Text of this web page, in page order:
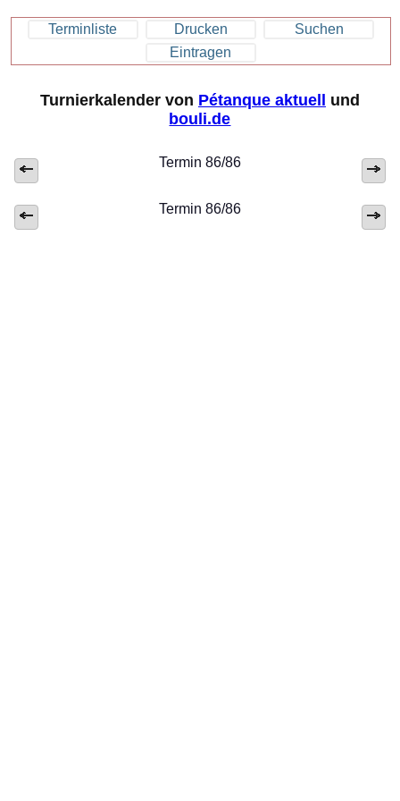
Terminliste Drucken
Suchen
Eintragen
Turnierkalender von Pétanque aktuell und
bouli.de
Termin 86/86
Termin 86/86